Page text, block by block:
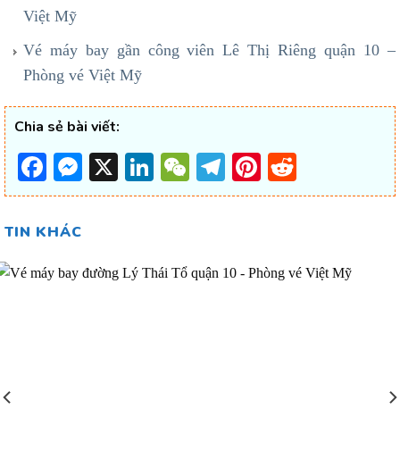
Việt Mỹ
Vé máy bay gần công viên Lê Thị Riêng quận 10 –
Phòng vé Việt Mỹ
Chia sẻ bài viết:
Facebook
Messenger
X LinkedIn
WeChat
Telegram
Pinterest
TIN KHÁC